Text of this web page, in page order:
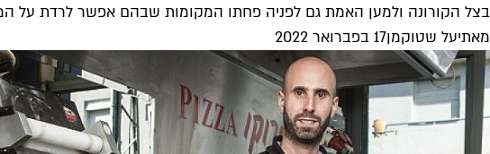
בצל הקורונה ולמען האמת גם לפניה פחתו המקומות שבהם אפשר לרדת על
מאתיעל שטוקמן17 בפברואר 2022